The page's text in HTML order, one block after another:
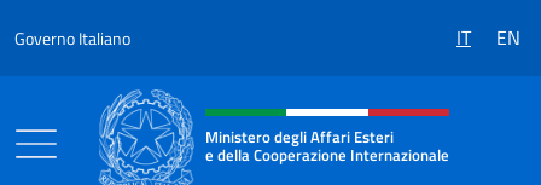
Governo Italiano IT EN
Intestazione sito, social e menù
Ministero degli Affari Esteri
e della Cooperazione Internazionale